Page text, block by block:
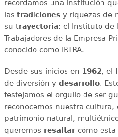
recordamos una institución
las tradicionesy riquezas de
su trayectoria: el Instituto de
Trabajadores de la Empresa
conocido como IRTRA.
Desde sus inicios en 1962, el
de diversión y desarrollo.
festejamos el orgullo de ser
reconocemos nuestra cultura,
patrimonio natural,
queremos resaltarcómo esta